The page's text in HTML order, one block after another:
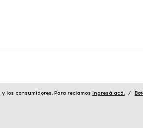
los consumidores. Para reclamos ingresá acá. /